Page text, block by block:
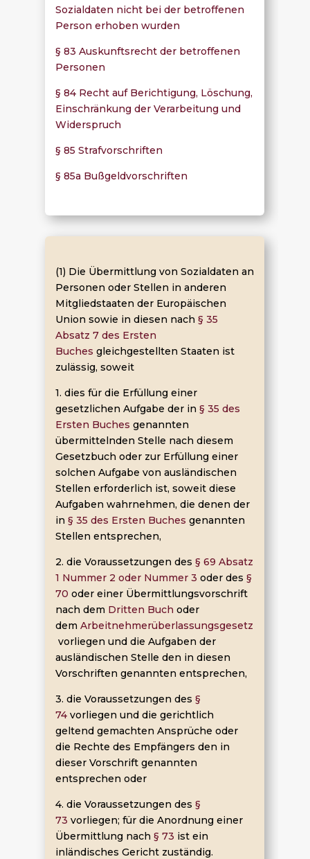
Sozialdaten nicht bei der betroffenen
Person erhoben wurden
§ 83 Auskunftsrecht der betroffenen
Personen
§ 84 Recht auf Berichtigung, Löschung,
Einschränkung der Verarbeitung und
Widerspruch
§ 85 Strafvorschriften
§ 85a Bußgeldvorschriften
(1) Die Übermittlung von Sozialdaten an
Personen oder Stellen in anderen
Mitgliedstaaten der Europäischen
Union sowie in diesen nach § 35
Absatz 7 des Ersten
Buches gleichgestellten Staaten ist
zulässig, soweit
1. dies für die Erfüllung einer
gesetzlichen Aufgabe der in § 35 des
Ersten Buches genannten
übermittelnden Stelle nach diesem
Gesetzbuch oder zur Erfüllung einer
solchen Aufgabe von ausländischen
Stellen erforderlich ist, soweit diese
Aufgaben wahrnehmen, die denen der
in § 35 des Ersten Buches genannten
Stellen entsprechen,
2. die Voraussetzungen des § 69 Absatz
1 Nummer 2 oder Nummer 3 oder des §
70 oder einer Übermittlungsvorschrift
nach dem Dritten Buch oder
dem Arbeitnehmerüberlassungsgesetz
vorliegen und die Aufgaben der
ausländischen Stelle den in diesen
Vorschriften genannten entsprechen,
3. die Voraussetzungen des §
74 vorliegen und die gerichtlich
geltend gemachten Ansprüche oder
die Rechte des Empfängers den in
dieser Vorschrift genannten
entsprechen oder
4. die Voraussetzungen des §
73 vorliegen; für die Anordnung einer
Übermittlung nach § 73 ist ein
inländisches Gericht zuständig.